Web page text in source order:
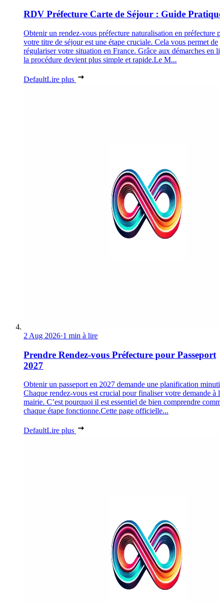
RDV Préfecture Carte de Séjour : Guide
Obtenir un rendez-vous préfecture naturalisation en préfecture
votre titre de séjour est une étape cruciale. Cela vous permet de
régulariser votre situation en France. Grâce aux démarches en
la procédure devient plus simple et rapide.Le M...
DefaultLire plus
2 Aug 2026·1 min à lire
Prendre Rendez-vous Préfecture pour Passeport
2027
Obtenir un passeport en 2027 demande une planification
Chaque rendez-vous est crucial pour finaliser votre demande à
mairie. C’est pourquoi il est essentiel de bien comprendre
chaque étape fonctionne.Cette page officielle...
DefaultLire plus